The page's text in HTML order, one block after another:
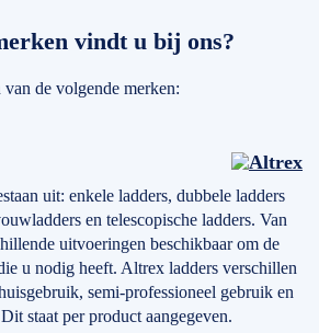
vindt u bij ons?
de volgende merken:
uit: enkele ladders, dubbele ladders
en telescopische ladders. Van
uitvoeringen beschikbaar om de
u nodig heeft. Altrex ladders verschillen
semi-professioneel gebruik en
staat per product aangegeven.